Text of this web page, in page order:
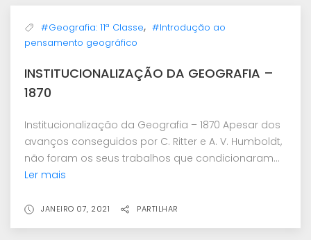
#Geografia: 11ª Classe, #Introdução ao
pensamento geográfico
INSTITUCIONALIZAÇÃO DA GEOGRAFIA –
1870
Institucionalização da Geografia – 1870 Apesar dos
avanços conseguidos por C. Ritter e A. V. Humboldt,
não foram os seus trabalhos que condicionaram...
Ler mais
JANEIRO 07, 2021 PARTILHAR